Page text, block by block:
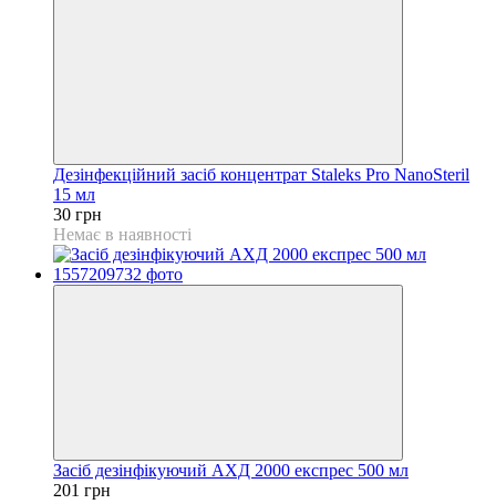
Дезінфекційний засіб концентрат Staleks Pro NanoSteril
15 мл
30 грн
Немає в наявності
Засіб дезінфікуючий АХД 2000 експрес 500 мл
201 грн